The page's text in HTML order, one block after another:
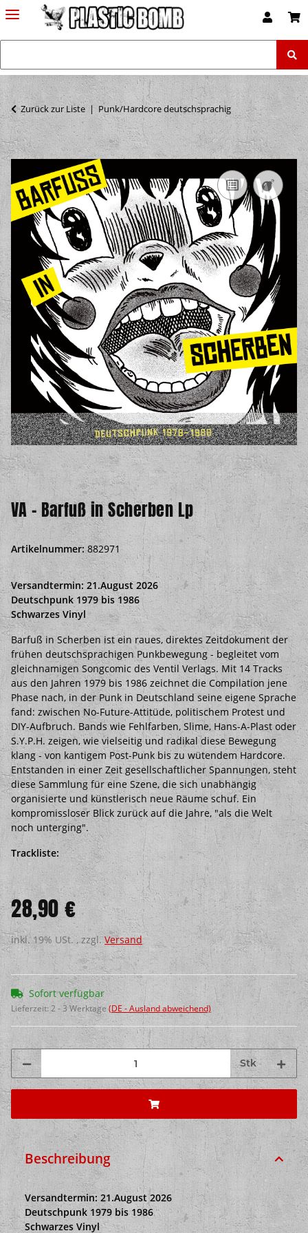
Zurück zur Liste Punk/Hardcore deutschsprachig
VA - Barfuß in Scherben Lp
Artikelnummer:882971
Versandtermin: 21.August 2026
Deutschpunk 1979 bis 1986
Schwarzes Vinyl
Barfuß in Scherben ist ein raues, direktes Zeitdokument der
frühen deutschsprachigen Punkbewegung - begleitet vom
gleichnamigen Songcomic des Ventil Verlags. Mit 14 Tracks
aus den Jahren 1979 bis 1986 zeichnet die Compilation jene
Phase nach, in der Punk in Deutschland seine eigene Sprache
fand: zwischen No-Future-Attitüde, politischem Protest und
DIY-Aufbruch. Bands wie Fehlfarben, Slime, Hans-A-Plast oder
S.Y.P.H. zeigen, wie vielseitig und radikal diese Bewegung
klang - von kantigem Post-Punk bis zu wütendem Hardcore.
Entstanden in einer Zeit gesellschaftlicher Spannungen, steht
diese Sammlung für eine Szene, die sich unabhängig
organisierte und künstlerisch neue Räume schuf. Ein
kompromissloser Blick zurück auf die Jahre, "als die Welt
noch unterging".
Trackliste:
28,90 €
inkl. 19% USt. , zzgl.Versand
Sofort verfügbar
Lieferzeit: 2 - 3 Werktage(DE - Ausland abweichend)
Stk
Beschreibung
Versandtermin: 21.August 2026
Deutschpunk 1979 bis 1986
Schwarzes Vinyl